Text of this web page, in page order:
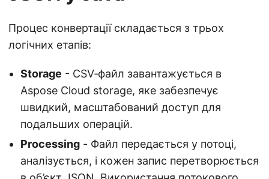
Процес конвертації складається з трьох
логічних етапів:
Storage - CSV‑файл завантажується в
Aspose Cloud storage, яке забезпечує
швидкий, масштабований доступ для
подальших операцій.
Processing - Файл передається у потоці,
аналізується, і кожен запис перетворюється